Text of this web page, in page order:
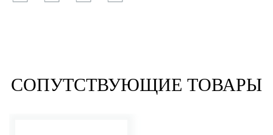
СОПУТСТВУЮЩИЕ ТОВАРЫ